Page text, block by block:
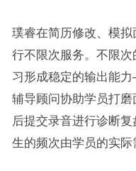
璞睿在简历修改、模
行不限次服务。不限
习形成稳定的输出能力
辅导顾问协助学员打
后提交录音进行诊断
生的频次由学员的实际